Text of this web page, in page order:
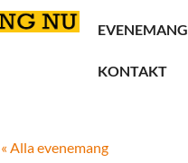
EVENEMANG
KONTAKT
« Alla evenemang